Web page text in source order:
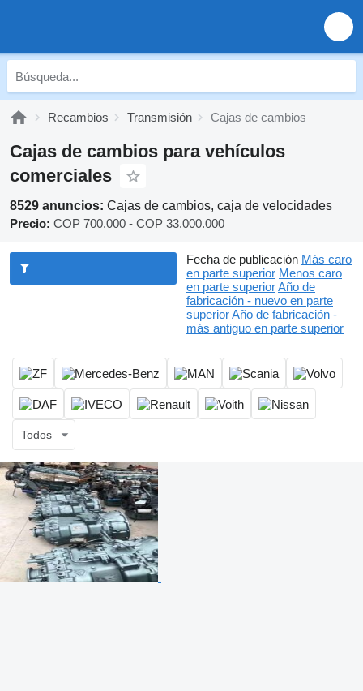
Recambios Transmisión Cajas de cambios
Cajas de cambios para vehículos
comerciales
8529 anuncios: Cajas de cambios, caja de velocidades
Precio: COP 700.000 - COP 33.000.000
Fecha de publicación Más caro
en parte superior Menos caro
en parte superiorAño de
fabricación - nuevo en parte
superiorAño de fabricación -
más antiguo en parte superior
Todos